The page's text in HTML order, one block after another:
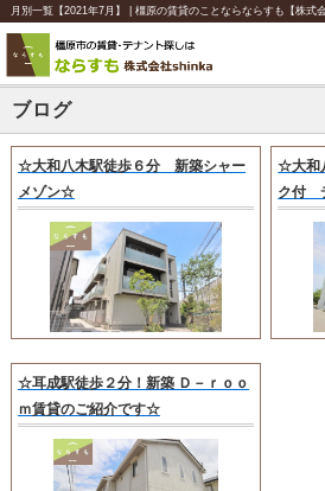
月別一覧【2021年7月】 | 橿原の賃貸のことならならすも【株式
ブログ
☆大和八木駅徒歩６分 新築シャー
メゾン☆
☆大和
ク付
紹介
☆耳成駅徒歩２分！新築 Ｄ－ｒｏｏ
ｍ賃貸のご紹介です☆